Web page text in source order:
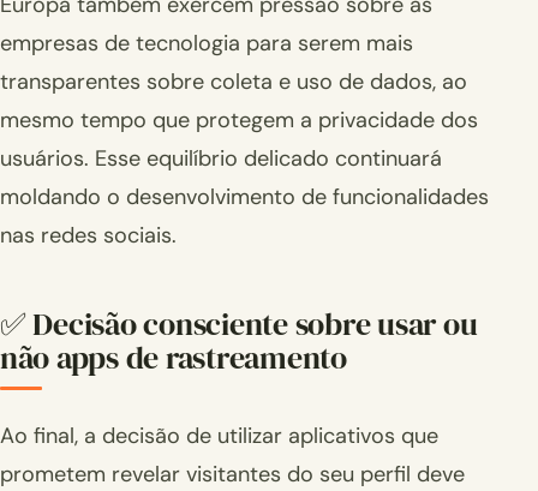
empresas de tecnologia para serem mais
transparentes sobre coleta e uso de dados, ao
mesmo tempo que protegem a privacidade dos
usuários. Esse equilíbrio delicado continuará
moldando o desenvolvimento de funcionalidades
nas redes sociais.
✅ Decisão consciente sobre usar ou
não apps de rastreamento
Ao final, a decisão de utilizar aplicativos que
prometem revelar visitantes do seu perfil deve